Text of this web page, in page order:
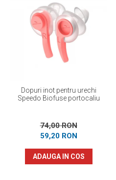
Dopuri inot pentru urechi
Speedo Biofuse portocaliu
74,00 RON
59,20 RON
ADAUGA IN COS